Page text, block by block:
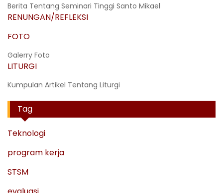
Berita Tentang Seminari Tinggi Santo Mikael
RENUNGAN/REFLEKSI
FOTO
Galerry Foto
LITURGI
Kumpulan Artikel Tentang Liturgi
Tag
Teknologi
program kerja
STSM